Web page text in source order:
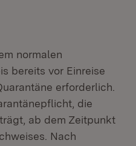
normalen
bereits vor Einreise
erforderlich.
die
ab dem Zeitpunkt
Nach